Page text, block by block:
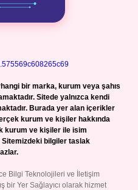
bir marka, kurum veya şahıs
Sitede yalnızca kendi
Burada yer alan içerikler
kurum ve kişiler hakkında
kurum ve kişiler ile isim
bilgiler taslak
Bilgi Teknolojileri ve İletişim
bir Yer Sağlayıcı olarak hizmet